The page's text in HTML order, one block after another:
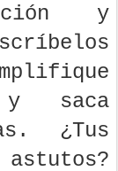
y
y saca
¿Tus